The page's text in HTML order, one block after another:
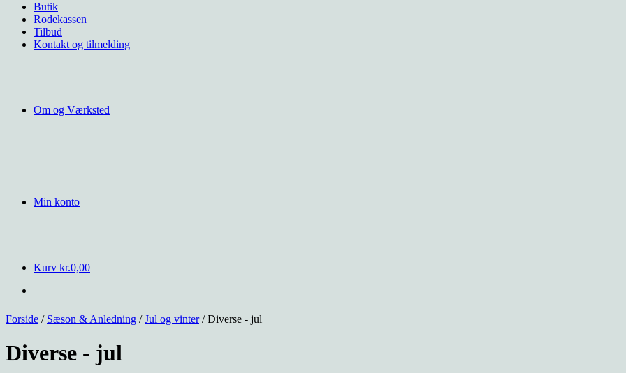
Butik
Rodekassen
Tilbud
Kontakt og tilmelding
Om og Værksted
Min konto
Kurv kr.0,00
Forside / Sæson & Anledning /Jul og vinter/ Diverse - jul
Diverse - jul